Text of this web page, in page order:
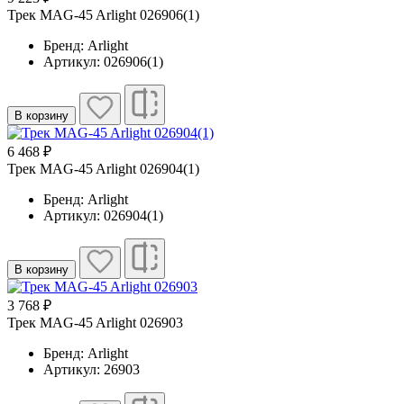
Трек MAG-45 Arlight 026906(1)
Бренд: Arlight
Артикул: 026906(1)
В корзину
6 468 ₽
Трек MAG-45 Arlight 026904(1)
Бренд: Arlight
Артикул: 026904(1)
В корзину
3 768 ₽
Трек MAG-45 Arlight 026903
Бренд: Arlight
Артикул: 26903